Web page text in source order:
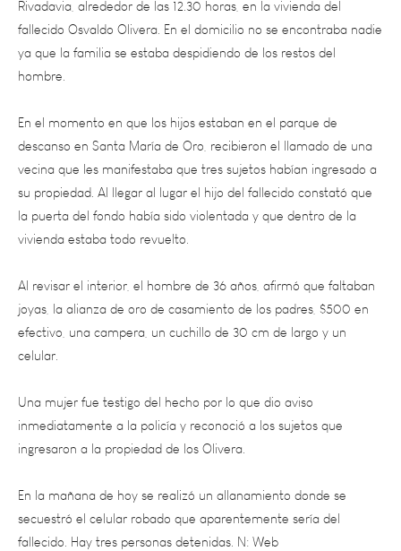
ya que la familia se estaba despidiendo de los restos del
hombre.
En el momento en que los hijos estaban en el parque de
descanso en Santa María de Oro, recibieron el llamado de una
vecina que les manifestaba que tres sujetos habían ingresado a
su propiedad. Al llegar al lugar el hijo del fallecido constató que
la puerta del fondo había sido violentada y que dentro de la
vivienda estaba todo revuelto.
Al revisar el interior, el hombre de 36 años, afirmó que faltaban
joyas, la alianza de oro de casamiento de los padres, $500 en
efectivo, una campera, un cuchillo de 30 cm de largo y un
celular.
Una mujer fue testigo del hecho por lo que dio aviso
inmediatamente a la policía y reconoció a los sujetos que
ingresaron a la propiedad de los Olivera.
En la mañana de hoy se realizó un allanamiento donde se
secuestró el celular robado que aparentemente sería del
fallecido. Hay tres personas detenidas. N: Web